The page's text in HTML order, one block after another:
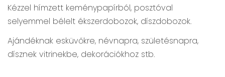
Kézzel hímzett keménypapírból, posztóval
selyemmel bélelt ékszerdobozok, díszdobozok.
Ajándéknak esküvőkre, névnapra, születésnapra,
dísznek vitrinekbe, dekorációkhoz stb.